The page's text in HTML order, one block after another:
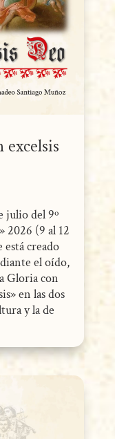
julio del 9º
2026 (9 al 12
creado
el oído,
Gloria con
en las dos
y la de